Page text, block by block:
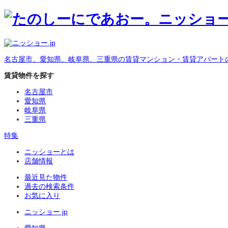
名古屋市、愛知県、岐阜県、三重県の賃貸マンション・賃貸アパート
賃貸物件を探す
名古屋市
愛知県
岐阜県
三重県
特集
ニッショーとは
店舗情報
最近見た物件
過去の検索条件
お気に入り
ニッショー.jp